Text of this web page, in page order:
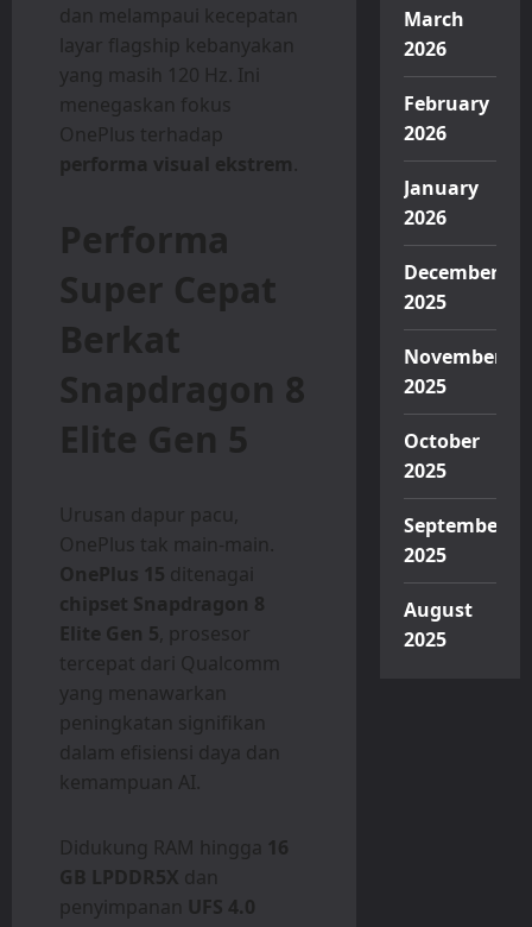
dan melampaui kecepatan
layar flagship kebanyakan
yang masih 120 Hz. Ini
menegaskan fokus
OnePlus terhadap
performa visual ekstrem.
Performa
Super Cepat
Berkat
Snapdragon 8
Elite Gen 5
Urusan dapur pacu,
OnePlus tak main-main.
OnePlus 15 ditenagai
chipset Snapdragon 8
Elite Gen 5, prosesor
tercepat dari Qualcomm
yang menawarkan
peningkatan signifikan
dalam efisiensi daya dan
kemampuan AI.
Didukung RAM hingga 16
GB LPDDR5X dan
penyimpanan UFS 4.0
March
2026
February
2026
January
2026
December
2025
November
2025
October
2025
September
2025
August
2025